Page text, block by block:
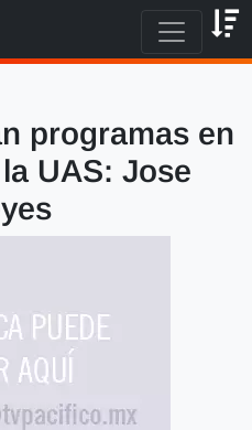
programas en
UAS: Jose